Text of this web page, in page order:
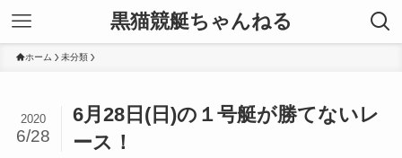
黒猫競艇ちゃんねる
ホーム 未分類
6月28日(日)の１号艇が勝てないレ
ース！
2020
6/28